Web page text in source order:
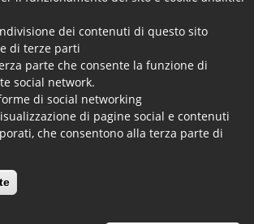
dal Registro per uno o due anni, con
del provvedimento nel Registro.
proposte, richieste, suggerimenti,
e qualsiasi altra
all’interesse rappresentato.
dei contenuti di questo sito
di terze parti
parte che consente la funzione di
social network.
di social networking
di pagine social e contenuti
che consentono alla terza parte di